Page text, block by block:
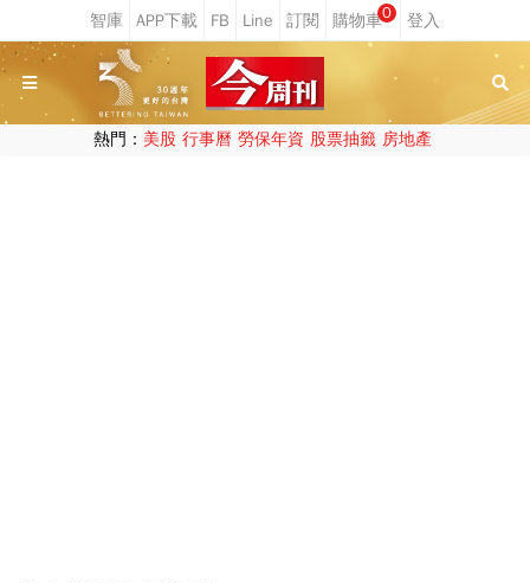
0
熱門： 美股 行事曆 勞保年資 股票抽籤 房地產